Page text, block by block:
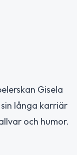
Gisela
långa karriär
och humor.